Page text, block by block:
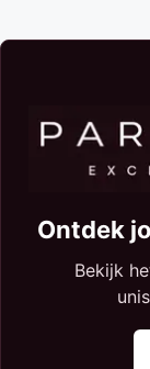
Ontdek
Bekijk